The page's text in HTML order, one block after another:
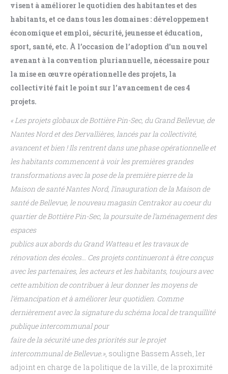
visent à améliorer le quotidien des habitantes et des
habitants, et ce dans tous les domaines : développement
économique et emploi, sécurité, jeunesse et éducation,
sport, santé, etc. À l’occasion de l’adoption d’un nouvel
avenant à la convention pluriannuelle, nécessaire pour
la mise en œuvre opérationnelle des projets, la
collectivité fait le point sur l’avancement de ces 4
projets.
«Les projets globaux deBottièrePin-Sec, du GrandBellevue, de
NantesNord et desDervallières, lancés parla collectivité,
avancent et bien !Ilsrentrent dans une phase opérationnelle et
leshabitantscommencent à voirles premières grandes
transformations avecla pose dela première pierre dela
Maison de santéNantesNord, l’inauguration delaMaison de
santé deBellevue, lenouveaumagasin Centrakor au coeur du
quartier deBottièrePin-Sec, la poursuite del’aménagement des
espaces
publics aux abords du Grand Watteau etles travaux de
rénovation des écoles… Ces projetscontinueront à être conçus
avecles partenaires, les acteurs etleshabitants, toujours avec
cetteambition de contribuer àleur donnerlesmoyens de
l’émancipation et à améliorerleur quotidien. Comme
dernièrement avecla signature du schémalocal de tranquillité
publiqueintercommunal pour
faire dela sécurité une des priorités surle projet
intercommunal deBellevue.», souligne BassemAsseh, 1er
adjoint en charge de la politique de la ville, de la proximité